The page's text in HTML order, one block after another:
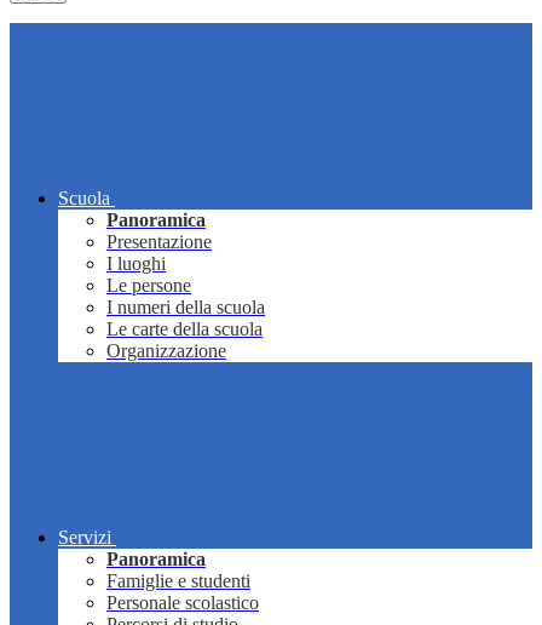
Scuola
Panoramica
Presentazione
I luoghi
Le persone
I numeri della scuola
Le carte della scuola
Organizzazione
Servizi
Panoramica
Famiglie e studenti
Personale scolastico